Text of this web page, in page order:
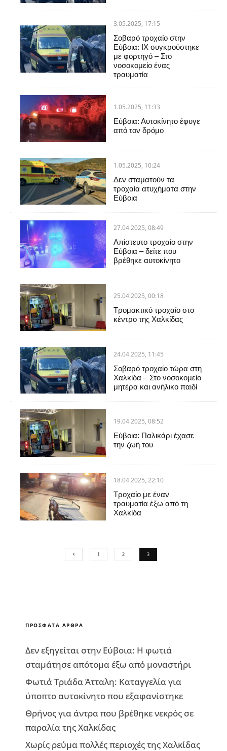
3.05.2025, 17:15
Σοβαρό τροχαίο στην
Εύβοια: ΙΧ συγκρούστηκε
με φορτηγό – Στο
νοσοκομείο ένας
τραυματία
1.05.2025, 11:33
Εύβοια: Αυτοκίνητο έφυγε
από τον δρόμο
1.05.2025, 10:24
Δεν σταματούν τα
τροχαία ατυχήματα στην
Εύβοια
27.04.2025, 08:49
Απίστευτο τροχαίο στην
Εύβοια – δείτε που
βρέθηκε αυτοκίνητο
25.04.2025, 00:18
Τρομακτικό τροχαίο στο
κέντρο της Χαλκίδας
24.04.2025, 11:45
Σοβαρό τροχαίο τώρα στη
Χαλκίδα – Στο νοσοκομείο
μητέρα και ανήλικο παιδί
19.04.2025, 08:52
Εύβοια: Παλικάρι έχασε
την ζωή του
18.04.2025, 22:10
Τροχαίο με έναν
τραυματία έξω από τη
Χαλκίδα
1 2 3
ΠΡΌΣΦΑΤΑ ΆΡΘΡΑ
Δεν εξηγείται στην Εύβοια: Η φωτιά
σταμάτησε απότομα έξω από μοναστήρι
Φωτιά Τριάδα Άτταλη: Καταγγελία για
ύποπτο αυτοκίνητο που εξαφανίστηκε
Θρήνος για άντρα που βρέθηκε νεκρός σε
παραλία της Χαλκίδας
Χωρίς ρεύμα πολλές περιοχές της Χαλκίδας